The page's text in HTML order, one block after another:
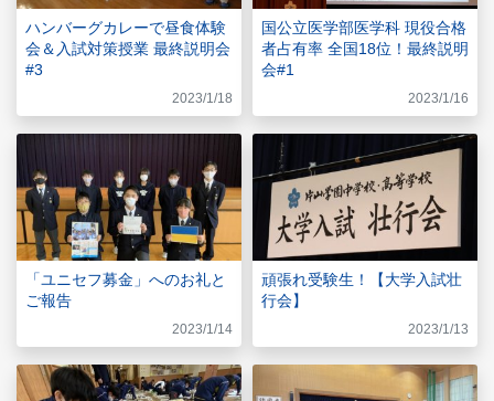
ハンバーグカレーで昼食体験
会＆入試対策授業 最終説明会
#3
2023/1/18
国公立医学部医学科 現役合格
者占有率 全国18位！最終説明
会#1
2023/1/16
「ユニセフ募金」へのお礼と
ご報告
2023/1/14
頑張れ受験生！【大学入試壮
行会】
2023/1/13